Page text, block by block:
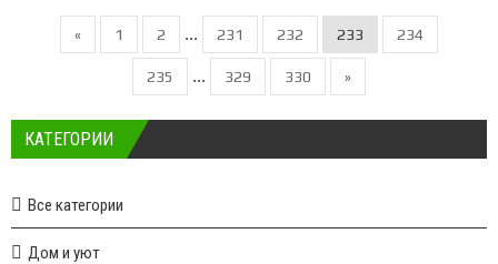
« 1 2 ... 231 232 233 234
235 ... 329 330 »
КАТЕГОРИИ
Все категории
Дом и уют